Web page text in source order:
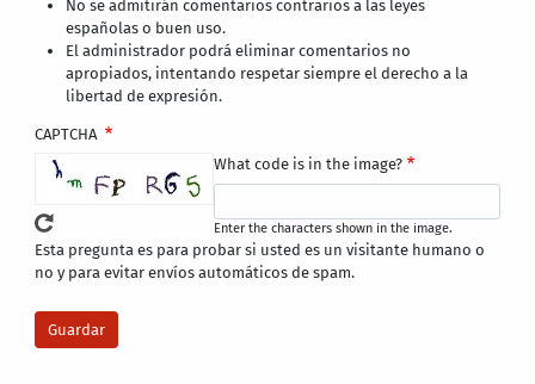
No se admitirán comentarios contrarios a las leyes
españolas o buen uso.
El administrador podrá eliminar comentarios no
apropiados, intentando respetar siempre el derecho a la
libertad de expresión.
CAPTCHA
What code is in the image?
Enter the characters shown in the image.
Esta pregunta es para probar si usted es un visitante humano o
no y para evitar envíos automáticos de spam.